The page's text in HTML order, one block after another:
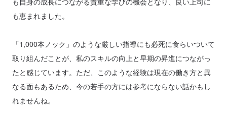
も恵まれました。
「1,000本ノック」のような厳しい指導にも必死に食らいついて
取り組んだことが、私のスキルの向上と早期の昇進につながっ
たと感じています。ただ、このような経験は現在の働き方と異
なる面もあるため、今の若手の方には参考にならない話かもし
れませんね。